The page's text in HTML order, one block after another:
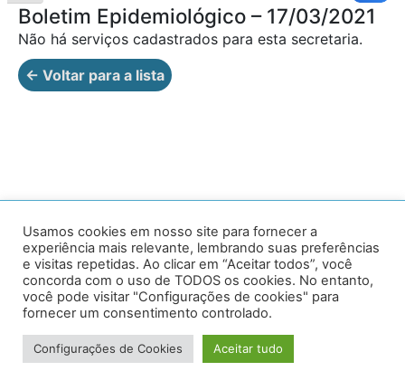
Boletim Epidemiológico – 17/03/2021
Não há serviços cadastrados para esta secretaria.
← Voltar para a lista
Av. Prof. Armando Alves da Silva, nº 1950 - Zacarias,
Caratinga - MG - 35302-403 / Tel: (33) 3329 8000
Desenvolvido por VersaTec
Usamos cookies em nosso site para fornecer a
experiência mais relevante, lembrando suas preferências
e visitas repetidas. Ao clicar em “Aceitar todos”, você
concorda com o uso de TODOS os cookies. No entanto,
você pode visitar "Configurações de cookies" para
fornecer um consentimento controlado.
Configurações de Cookies Aceitar tudo